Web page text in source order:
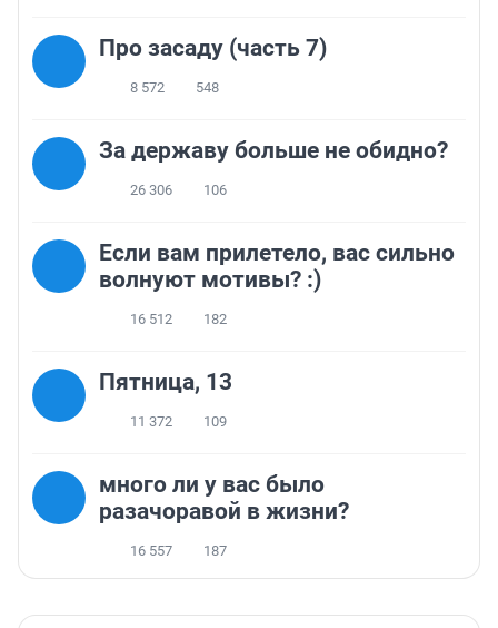
Про засаду (часть 7)
8 572 548
За державу больше не обидно?
26 306 106
Если вам прилетело, вас сильно
волнуют мотивы? :)
16 512 182
Пятница, 13
11 372 109
много ли у вас было
разачоравой в жизни?
16 557 187